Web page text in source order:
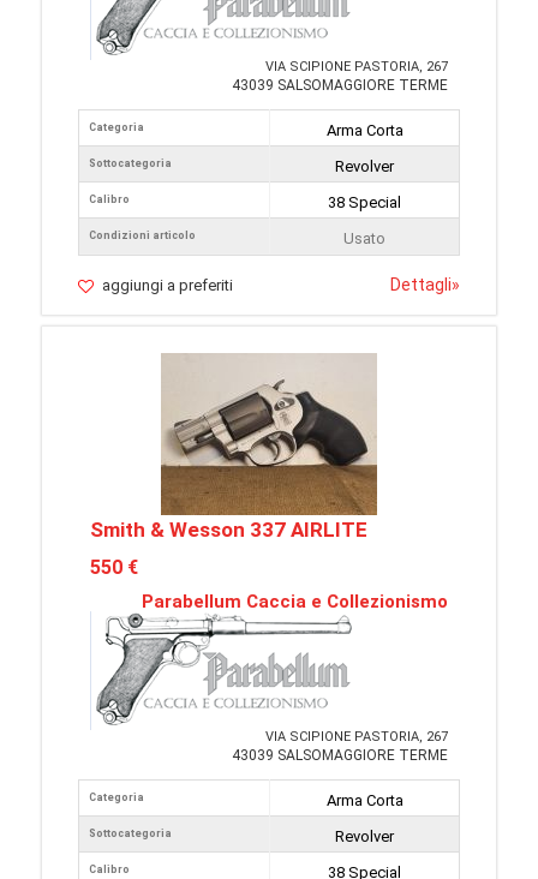
VIA SCIPIONE PASTORIA, 267
43039 SALSOMAGGIORE TERME
Categoria
Sottocategoria
Calibro
Condizioni articolo
Arma Corta
Revolver
38 Special
Usato
aggiungi a preferiti Dettagli»
Smith & Wesson 337 AIRLITE
550 €
Parabellum Caccia e Collezionismo
VIA SCIPIONE PASTORIA, 267
43039 SALSOMAGGIORE TERME
Categoria
Sottocategoria
Calibro
Arma Corta
Revolver
38 Special